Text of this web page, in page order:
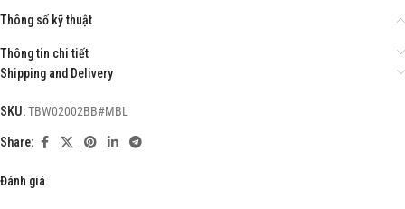
Thông số kỹ thuật
Thông tin chi tiết
Shipping and Delivery
SKU:TBW02002BB#MBL
Share:
Đánh giá